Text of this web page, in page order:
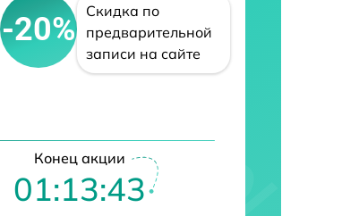
-20%
Скидка по
предварительной
записи на сайте
Конец акции
01:13:42